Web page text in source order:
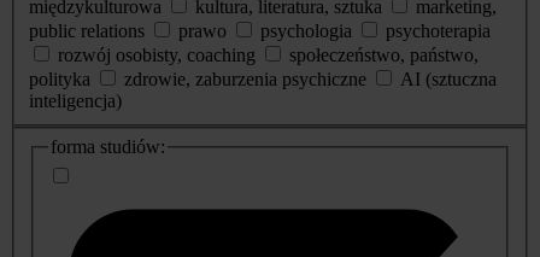
międzykulturowa
kultura, literatura, sztuka
marketing,
public relations
prawo psychologia
psychoterapia
rozwój osobisty, coaching
społeczeństwo, państwo,
polityka
zdrowie, zaburzenia psychiczne
AI (sztuczna
inteligencja)
dodatkowe
informacje
forma studiów: